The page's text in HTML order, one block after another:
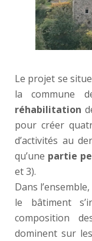
Le projet se
la commune
réhabilitation
pour créer
d’activités au
qu’une partie
et 3).
Dans
le bâtiment
composition
dominent sur